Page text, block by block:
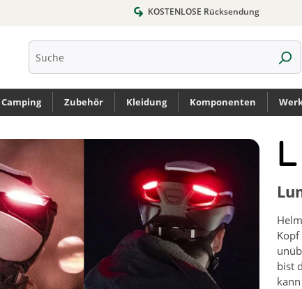
KOSTENLOSE Rücksendung
Camping Zubehör Kleidung Komponenten
bist